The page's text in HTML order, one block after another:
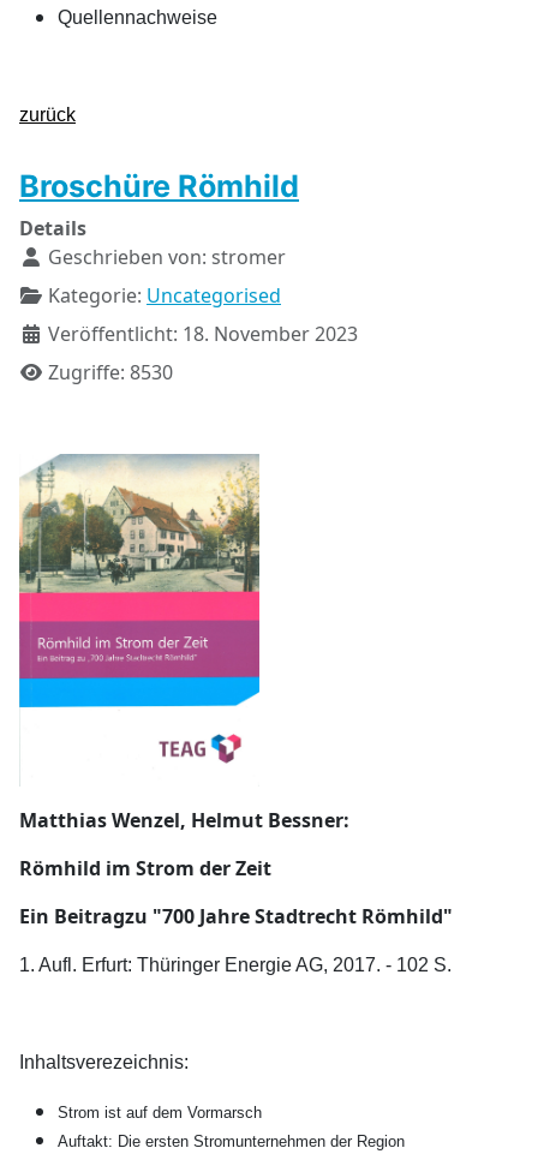
Quellennachweise
zurück
Broschüre Römhild
Details
Geschrieben von: stromer
Kategorie: Uncategorised
Veröffentlicht: 18. November 2023
Zugriffe: 8530
Matthias Wenzel, Helmut Bessner:
Römhild im Strom der Zeit
Ein Beitragzu "700 Jahre Stadtrecht Römhild"
1. Aufl. Erfurt: Thüringer Energie AG, 2017. - 102 S.
Inhaltsverezeichnis:
Strom ist auf dem Vormarsch
Auftakt: Die ersten Stromunternehmen der Region